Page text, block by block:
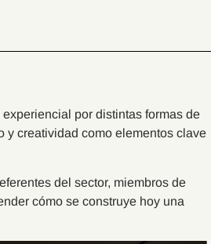
por distintas formas de
y creatividad como elementos clave
del sector, miembros de
cómo se construye hoy una